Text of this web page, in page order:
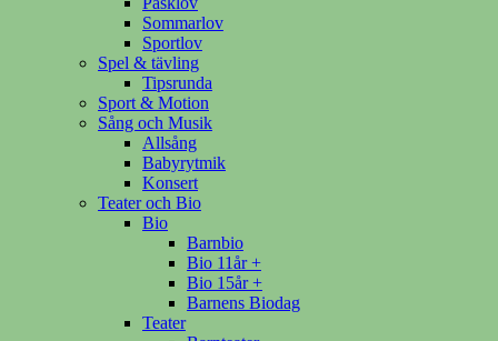
Sommarlov
Sportlov
Spel & tävling
Tipsrunda
Sport & Motion
Sång och Musik
Allsång
Babyrytmik
Konsert
Teater och Bio
Bio
Barnbio
Bio 11år +
Bio 15år +
Barnens Biodag
Teater